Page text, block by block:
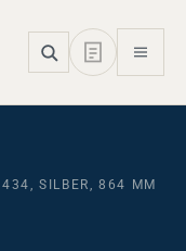
SILBER, 864 MM